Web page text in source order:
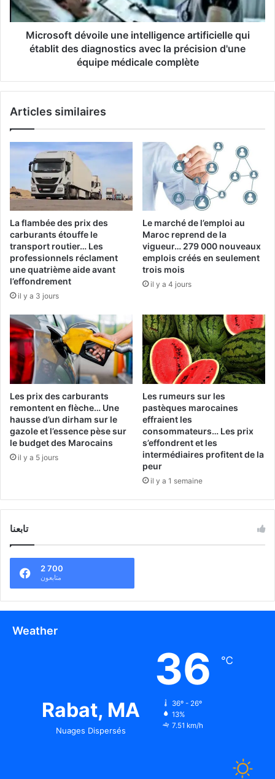
Maroc
des
diagnostics
avec
équipe
complète
Microsoft dévoile une intelligence artificielle qui
établit des diagnostics avec la précision d'une
équipe médicale complète
Articles similaires
La flambée des prix des
carburants étouffe le
transport routier… Les
professionnels réclament
une quatrième aide avant
l’effondrement
il y a 3 jours
Le marché de l’emploi au
Maroc reprend de la
vigueur… 279 000 nouveaux
emplois créés en seulement
trois mois
il y a 4 jours
Les prix des carburants
remontent en flèche… Une
hausse d’un dirham sur le
gazole et l’essence pèse sur
le budget des Marocains
il y a 5 jours
Les rumeurs sur les
pastèques marocaines
effraient les
consommateurs… Les prix
s’effondrent et les
intermédiaires profitent de la
peur
il y a 1 semaine
تابعنا
2 700
متابعون
Weather
Rabat, MA
Nuages Dispersés
36 ℃
36º - 26º
13%
7.51 km/h